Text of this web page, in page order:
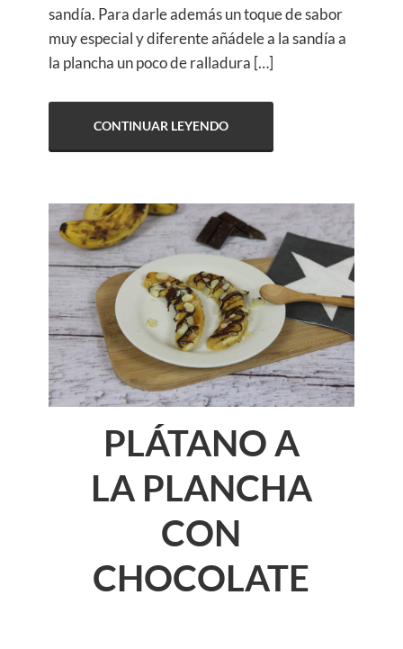
sandía. Para darle además un toque de sabor
muy especial y diferente añádele a la sandía a
la plancha un poco de ralladura […]
CONTINUAR LEYENDO
PLÁTANO A
LA PLANCHA
CON
CHOCOLATE